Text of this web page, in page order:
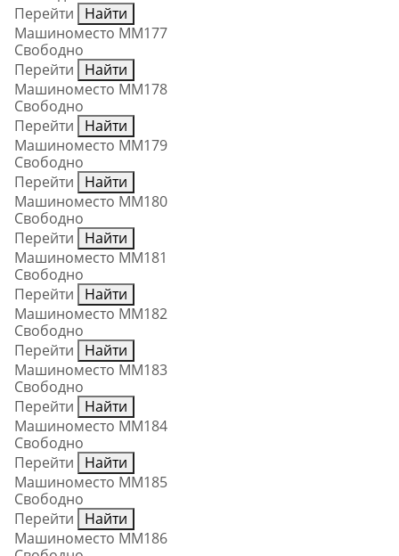
Перейти
Найти
Машиноместо ММ177
Свободно
Перейти
Найти
Машиноместо ММ178
Свободно
Перейти
Найти
Машиноместо ММ179
Свободно
Перейти
Найти
Машиноместо ММ180
Свободно
Перейти
Найти
Машиноместо ММ181
Свободно
Перейти
Найти
Машиноместо ММ182
Свободно
Перейти
Найти
Машиноместо ММ183
Свободно
Перейти
Найти
Машиноместо ММ184
Свободно
Перейти
Найти
Машиноместо ММ185
Свободно
Перейти
Найти
Машиноместо ММ186